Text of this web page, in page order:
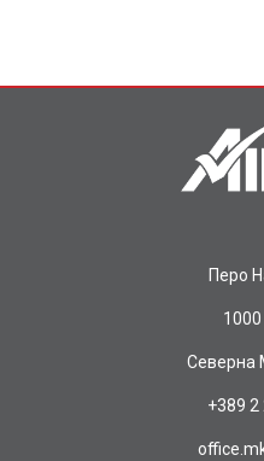
Перо
1000
Северна
+389 2